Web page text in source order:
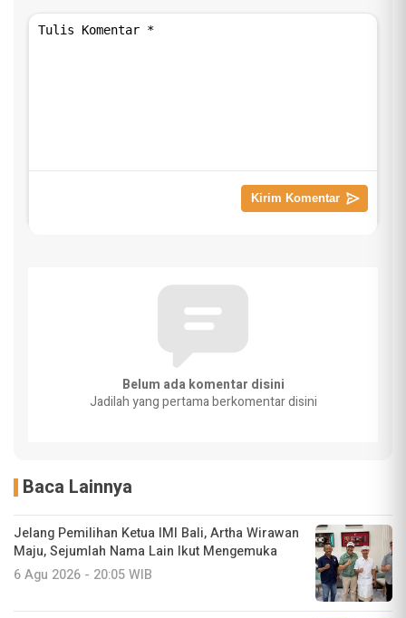
Belum ada komentar disini
Jadilah yang pertama berkomentar disini
Baca Lainnya
Jelang Pemilihan Ketua IMI Bali, Artha Wirawan
Maju, Sejumlah Nama Lain Ikut Mengemuka
6 Agu 2026 - 20:05 WIB